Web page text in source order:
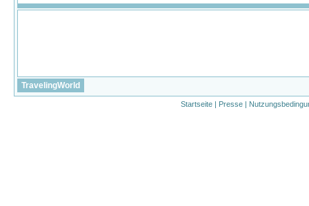
TravelingWorld
Startseite | Presse |